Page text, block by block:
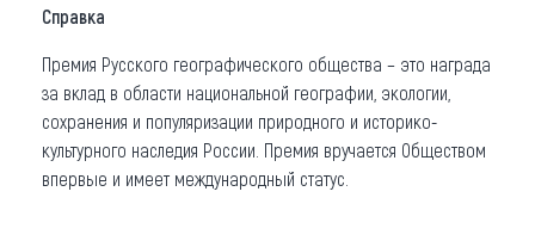
Справка
Премия Русского географического общества – это награда
за вклад в области национальной географии, экологии,
сохранения и популяризации природного и историко-
культурного наследия России. Премия вручается Обществом
впервые и имеет международный статус.